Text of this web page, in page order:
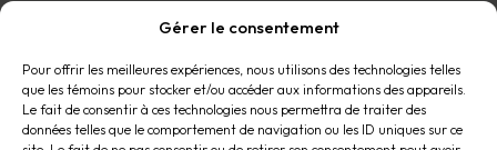
Gérer le consentement
Pour offrir les meilleures expériences, nous utilisons des technologies telles
que les témoins pour stocker et/ou accéder aux informations des appareils.
Le fait de consentir à ces technologies nous permettra de traiter des
données telles que le comportement de navigation ou les ID uniques sur ce
Fière entreprise familiale québécoise
membre du